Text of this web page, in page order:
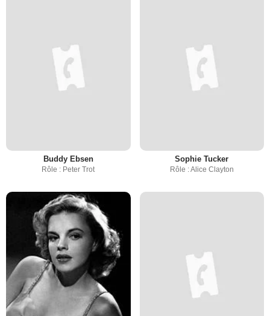
Buddy Ebsen
Rôle : Peter Trot
Sophie Tucker
Rôle : Alice Clayton